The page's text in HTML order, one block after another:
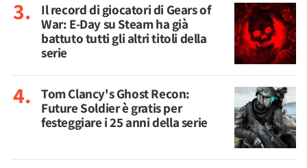
Il record di giocatori di Gears of
War: E-Day su Steam ha già
battuto tutti gli altri titoli della
serie
Tom Clancy's Ghost Recon:
Future Soldier è gratis per
festeggiare i 25 anni della serie